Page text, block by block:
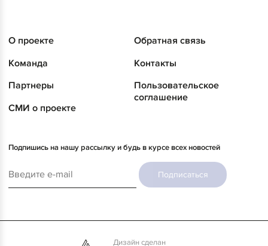
О проекте
Команда
Партнеры
СМИ о проекте
Обратная связь
Контакты
Пользовательское
соглашение
Подпишись на нашу рассылку и будь в курсе всех новостей
Подписаться
Дизайн сделан